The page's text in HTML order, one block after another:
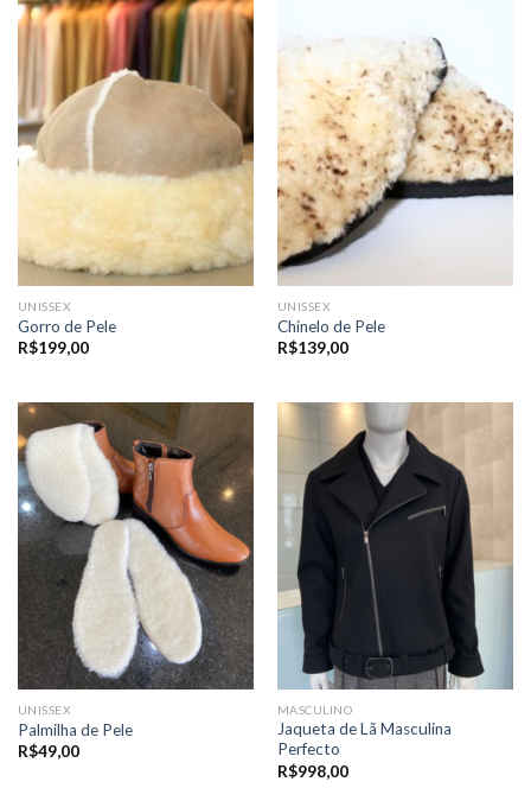
UNISSEX
Gorro de Pele
R$199,00
UNISSEX
Chinelo de Pele
R$139,00
UNISSEX
Palmilha de Pele
R$49,00
MASCULINO
Jaqueta de Lã Masculina
Perfecto
R$998,00